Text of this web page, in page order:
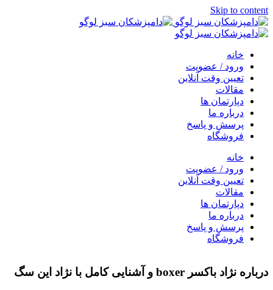
Skip to content
خانه
ورود / عضویت
تعیین وقت آنلاین
مقالات
دپارتمان ها
درباره ما
پرسش و پاسخ
فروشگاه
خانه
ورود / عضویت
تعیین وقت آنلاین
مقالات
دپارتمان ها
درباره ما
پرسش و پاسخ
فروشگاه
درباره نژاد باکسر boxer و آشنایی کامل با نژاد این سگ